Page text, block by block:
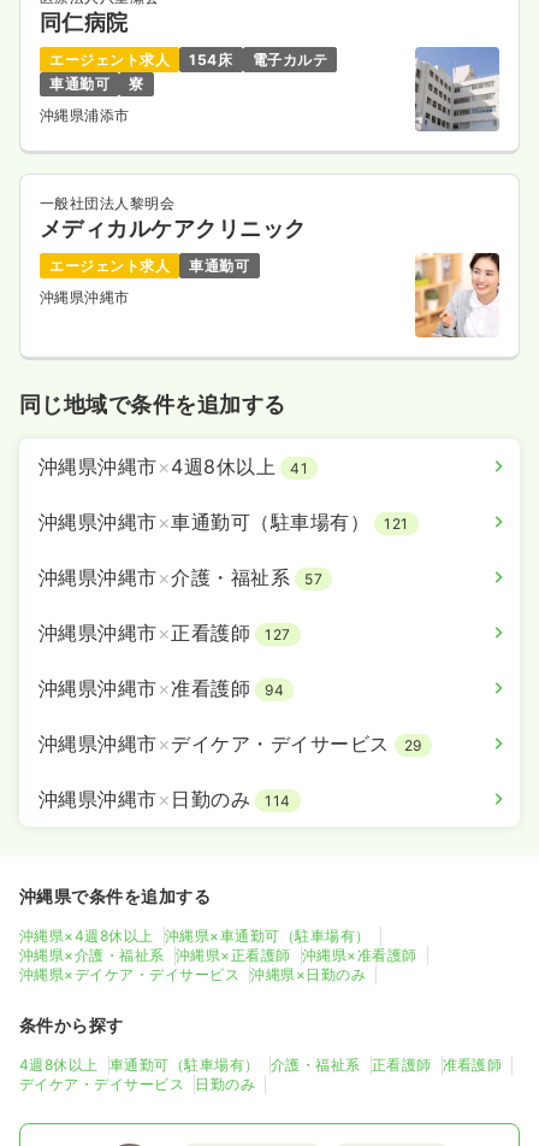
同仁病院
エージェント求人 154床
電子カルテ
車通勤可
寮
沖縄県浦添市
一般社団法人黎明会
メディカルケアクリニック
エージェント求人
車通勤可
沖縄県沖縄市
同じ地域で条件を追加する
沖縄県沖縄市×4週8休以上 41
沖縄県沖縄市×車通勤可（駐車場有） 121
沖縄県沖縄市×介護・福祉系 57
沖縄県沖縄市×正看護師 127
沖縄県沖縄市×准看護師 94
沖縄県沖縄市×デイケア・デイサービス 29
沖縄県沖縄市× 日勤のみ 114
沖縄県で条件を追加する
沖縄県×4週8休以上
沖縄県×車通勤可（駐車場有）
沖縄県×介護・福祉系
沖縄県×正看護師
沖縄県×准看護師
沖縄県×デイケア・デイサービス
沖縄県×日勤のみ
条件から探す
4週8休以上 車通勤可（駐車場有） 介護・福祉系 正看護師
准看護師
デイケア・デイサービス
日勤のみ